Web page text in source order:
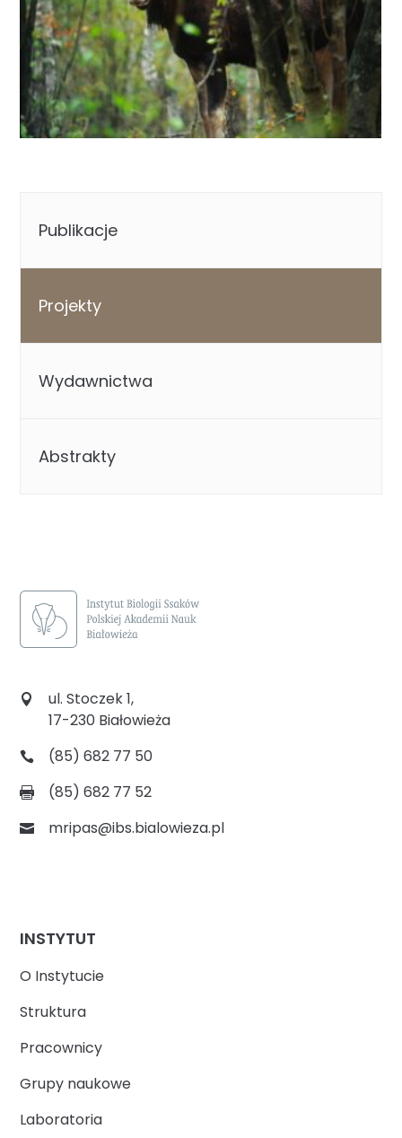
Publikacje
Projekty
Wydawnictwa
Abstrakty
ul. Stoczek 1,
17-230 Białowieża
(85) 682 77 50
(85) 682 77 52
mripas@ibs.bialowieza.pl
INSTYTUT
O Instytucie
Struktura
Pracownicy
Grupy naukowe
Laboratoria